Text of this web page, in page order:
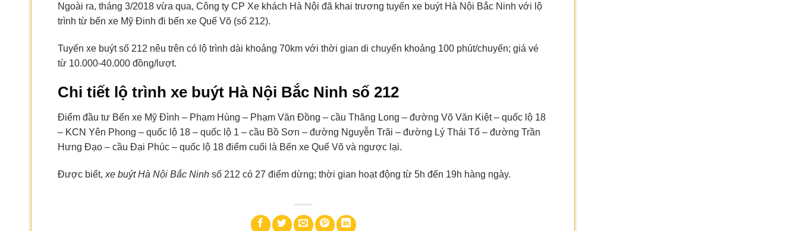
Ngoài ra, tháng 3/2018 vừa qua, Công ty CP Xe khách Hà Nội đã khai trương tuyến xe buýt Hà Nội Bắc Ninh với lộ
trình từ bến xe Mỹ Đinh đi bến xe Quế Võ (số 212).
Tuyến xe buýt số 212 nêu trên có lộ trình dài khoảng 70km với thời gian di chuyển khoảng 100 phút/chuyến; giá vé
từ 10.000-40.000 đồng/lượt.
Chi tiết lộ trình xe buýt Hà Nội Bắc Ninh số 212
Điểm đầu tư Bến xe Mỹ Đình – Phạm Hùng – Phạm Văn Đồng – cầu Thăng Long – đường Võ Văn Kiệt – quốc lộ 18
– KCN Yên Phong – quốc lộ 18 – quốc lộ 1 – cầu Bồ Sơn – đường Nguyễn Trãi – đường Lý Thái Tổ – đường Trần
Hưng Đạo – cầu Đại Phúc – quốc lộ 18 điểm cuối là Bến xe Quế Võ và ngược lại.
Được biết, xe buýt Hà Nội Bắc Ninh số 212 có 27 điểm dừng; thời gian hoạt động từ 5h đến 19h hàng ngày.